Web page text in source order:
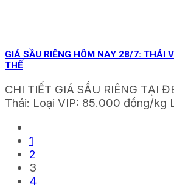
GIÁ SẦU RIÊNG HÔM NAY 28/7: THÁI
THẾ
CHI TIẾT GIÁ SẦU RIÊNG TẠI
Thái: Loại VIP: 85.000 đồng/kg
1
2
3
4